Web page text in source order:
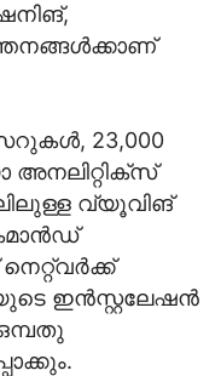
23,000
അനലിറ്റിക്സ്
വ്യൂവിങ്
ഇന്‍സ്റ്റലേഷന്‍